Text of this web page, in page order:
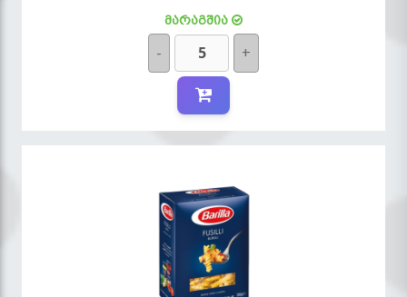
მარაგშია
- +